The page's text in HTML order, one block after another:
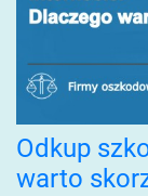
Odkup
warto